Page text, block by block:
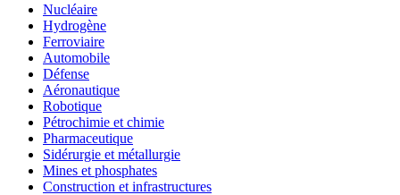
Nucléaire
Hydrogène
Ferroviaire
Automobile
Défense
Aéronautique
Robotique
Pétrochimie et chimie
Pharmaceutique
Sidérurgie et métallurgie
Mines et phosphates
Construction et infrastructures